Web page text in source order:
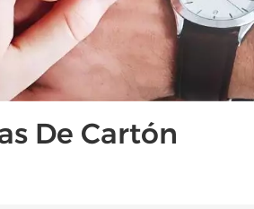
العربية
De Cartón